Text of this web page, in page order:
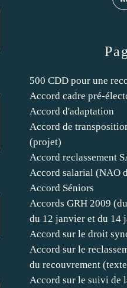
500 CDD pour une
Accord cadre pré-
Accord d'adaptation
Accord de
(projet)
Accord reclassement
Accord salarial (NAO
Accord Séniors
Accords GRH 2009
du 12 janvier et du 14
Accord sur le droit
Accord sur le
du recouvrement
Accord sur le suivi de